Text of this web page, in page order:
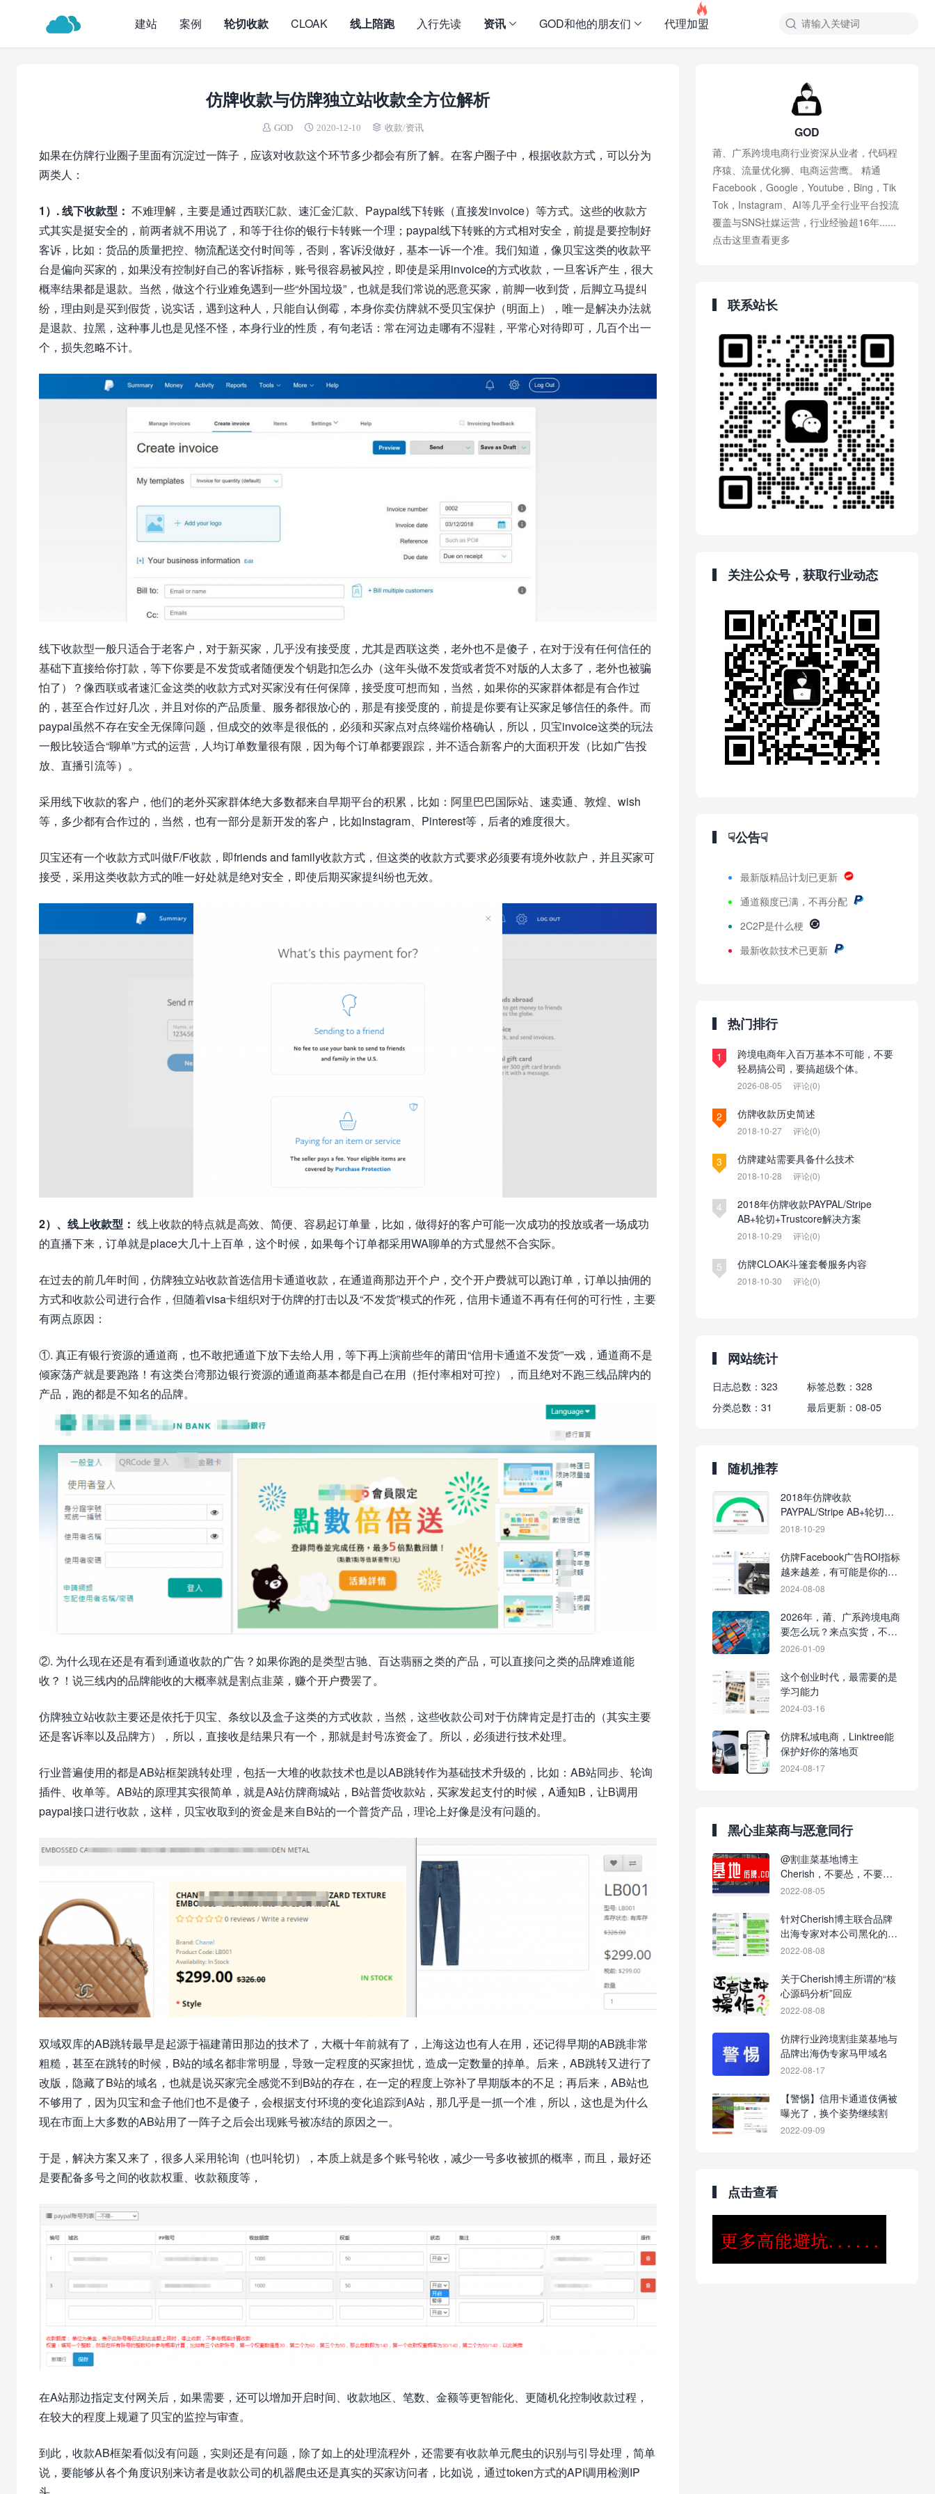
建站 案例 轮切收款 CLOAK 线上陪跑 入行先读 资讯 GOD和他的朋友们 代理加盟

仿牌收款与仿牌独立站收款全方位解析
GOD 2020-12-10 收款/资讯
如果在仿牌行业圈子里面有沉淀过一阵子，应该对收款这个环节多少都会有所了解。在客户圈子中，根据收款方式，可以分为
两类人：
1）. 线下收款型： 不难理解，主要是通过西联汇款、速汇金汇款、Paypal线下转账（直接发invoice）等方式。这些的收款方
式其实是挺安全的，前两者就不用说了，和等于往你的银行卡转账一个理；paypal线下转账的方式相对安全，前提是要控制好
客诉，比如：货品的质量把控、物流配送交付时间等，否则，客诉没做好，基本一诉一个准。我们知道，像贝宝这类的收款平
台是偏向买家的，如果没有控制好自己的客诉指标，账号很容易被风控，即使是采用invoice的方式收款，一旦客诉产生，很大
概率结果都是退款。当然，做这个行业难免遇到一些“外国垃圾”，也就是我们常说的恶意买家，前脚一收到货，后脚立马提纠
纷，理由则是买到假货，说实话，遇到这种人，只能自认倒霉，本身你卖仿牌就不受贝宝保护（明面上），唯一是解决办法就
是退款、拉黑，这种事儿也是见怪不怪，本身行业的性质，有句老话：常在河边走哪有不湿鞋，平常心对待即可，几百个出一
个，损失忽略不计。
线下收款型一般只适合于老客户，对于新买家，几乎没有接受度，尤其是西联这类，老外也不是傻子，在对于没有任何信任的
基础下直接给你打款，等下你要是不发货或者随便发个钥匙扣怎么办（这年头做不发货或者货不对版的人太多了，老外也被骗
怕了）？像西联或者速汇金这类的收款方式对买家没有任何保障，接受度可想而知，当然，如果你的买家群体都是有合作过
的，甚至合作过好几次，并且对你的产品质量、服务都很放心的，那是有接受度的，前提是你要有让买家足够信任的条件。而
paypal虽然不存在安全无保障问题，但成交的效率是很低的，必须和买家点对点终端价格确认，所以，贝宝invoice这类的玩法
一般比较适合“聊单”方式的运营，人均订单数量很有限，因为每个订单都要跟踪，并不适合新客户的大面积开发（比如广告投
放、直播引流等）。
采用线下收款的客户，他们的老外买家群体绝大多数都来自早期平台的积累，比如：阿里巴巴国际站、速卖通、敦煌、wish
等，多少都有合作过的，当然，也有一部分是新开发的客户，比如Instagram、Pinterest等，后者的难度很大。
贝宝还有一个收款方式叫做F/F收款，即friends and family收款方式，但这类的收款方式要求必须要有境外收款户，并且买家可
接受，采用这类收款方式的唯一好处就是绝对安全，即使后期买家提纠纷也无效。
2）、线上收款型： 线上收款的特点就是高效、简便、容易起订单量，比如，做得好的客户可能一次成功的投放或者一场成功
的直播下来，订单就是place大几十上百单，这个时候，如果每个订单都采用WA聊单的方式显然不合实际。
在过去的前几年时间，仿牌独立站收款首选信用卡通道收款，在通道商那边开个户，交个开户费就可以跑订单，订单以抽佣的
方式和收款公司进行合作，但随着visa卡组织对于仿牌的打击以及“不发货”模式的作死，信用卡通道不再有任何的可行性，主要
有两点原因：
①. 真正有银行资源的通道商，也不敢把通道下放下去给人用，等下再上演前些年的莆田“信用卡通道不发货”一戏，通道商不是
倾家荡产就是要跑路！有这类台湾那边银行资源的通道商基本都是自己在用（拒付率相对可控），而且绝对不跑三线品牌内的
产品，跑的都是不知名的品牌。
②. 为什么现在还是有看到通道收款的广告？如果你跑的是类型古驰、百达翡丽之类的产品，可以直接问之类的品牌难道能
收？！说三线内的品牌能收的大概率就是割点韭菜，赚个开户费罢了。
仿牌独立站收款主要还是依托于贝宝、条纹以及盒子这类的方式收款，当然，这些收款公司对于仿牌肯定是打击的（其实主要
还是客诉率以及品牌方），所以，直接收是结果只有一个，那就是封号冻资金了。所以，必须进行技术处理。
行业普遍使用的都是AB站框架跳转处理，包括一大堆的收款技术也是以AB跳转作为基础技术升级的，比如：AB站同步、轮询
插件、收单等。AB站的原理其实很简单，就是A站仿牌商城站，B站普货收款站，买家发起支付的时候，A通知B，让B调用
paypal接口进行收款，这样，贝宝收取到的资金是来自B站的一个普货产品，理论上好像是没有问题的。
双域双库的AB跳转最早是起源于福建莆田那边的技术了，大概十年前就有了，上海这边也有人在用，还记得早期的AB跳非常
粗糙，甚至在跳转的时候，B站的域名都非常明显，导致一定程度的买家担忧，造成一定数量的掉单。后来，AB跳转又进行了
改版，隐藏了B站的域名，也就是说买家完全感觉不到B站的存在，在一定的程度上弥补了早期版本的不足；再后来，AB站也
不够用了，因为贝宝和盒子他们也不是傻子，会根据支付环境的变化追踪到A站，那几乎是一抓一个准，所以，这也是为什么
现在市面上大多数的AB站用了一阵子之后会出现账号被冻结的原因之一。
于是，解决方案又来了，很多人采用轮询（也叫轮切），本质上就是多个账号轮收，减少一号多收被抓的概率，而且，最好还
是要配备多号之间的收款权重、收款额度等，
在A站那边指定支付网关后，如果需要，还可以增加开启时间、收款地区、笔数、金额等更智能化、更随机化控制收款过程，
在较大的程度上规避了贝宝的监控与审查。
到此，收款AB框架看似没有问题，实则还是有问题，除了如上的处理流程外，还需要有收款单元爬虫的识别与引导处理，简单
说，要能够从各个角度识别来访者是收款公司的机器爬虫还是真实的买家访问者，比如说，通过token方式的API调用检测IP
GOD
莆、广系跨境电商行业资深从业者，代码程
序猿、流量优化狮、电商运营鹰。 精通
Facebook，Google，Youtube，Bing，Tik
Tok，Instagram、AI等几乎全行业平台投流
覆盖与SNS社媒运营，行业经验超16年......
点击这里查看更多
联系站长
关注公众号，获取行业动态
☟公告☟
最新版精品计划已更新
通道额度已满，不再分配
2C2P是什么梗
最新收款技术已更新
热门排行
1
跨境电商年入百万基本不可能，不要
轻易搞公司，要搞超级个体。
2026-08-05 评论(0)
2 仿牌收款历史简述
2018-10-27 评论(0)
3 仿牌建站需要具备什么技术
2018-10-28 评论(0)
4
2018年仿牌收款PAYPAL/Stripe
AB+轮切+Trustcore解决方案
2018-10-29 评论(0)
5 仿牌CLOAK斗篷套餐服务内容
2018-10-30 评论(0)
网站统计
日志总数： 323 标签总数： 328
分类总数： 31 最后更新： 08-05
随机推荐
2018年仿牌收款
PAYPAL/Stripe AB+轮切
+Trustcore解决方案
2018-10-29
仿牌Facebook广告ROI指标
越来越差，有可能是你的广
告疲劳了
2024-08-08
2026年，莆、广系跨境电商
要怎么玩？来点实货，不谈
废话。
2026-01-09
这个创业时代，最需要的是
学习能力
2024-03-16
仿牌私域电商，Linktree能
保护好你的落地页
2024-08-17
黑心韭菜商与恶意同行
@割韭菜基地博主
Cherish，不要怂，不要不
回应，不要当缩头乌龟！
2022-08-05
针对Cherish博主联合品牌
出海专家对本公司黑化的战
争进展图
2022-08-08
关于Cherish博主所谓的“核
心源码分析”回应
2022-08-08
仿牌行业跨境割韭菜基地与
品牌出海伪专家马甲域名
2022-08-17
【警惕】信用卡通道伎俩被
曝光了，换个姿势继续割
2022-09-09
点击查看